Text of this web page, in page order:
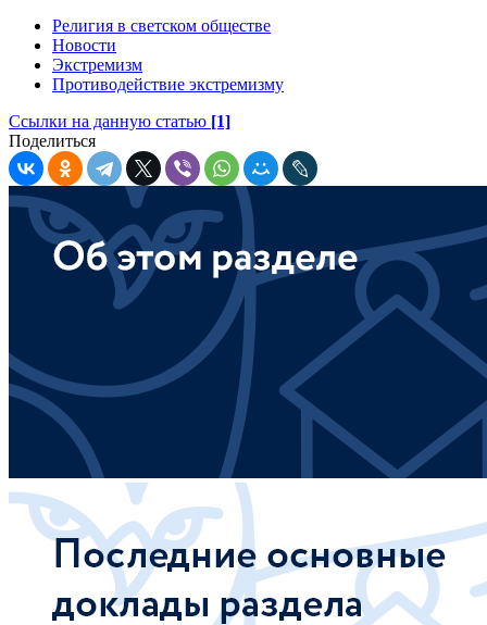
Религия в светском обществе
Новости
Экстремизм
Противодействие экстремизму
Ссылки на данную статью [1]
Поделиться